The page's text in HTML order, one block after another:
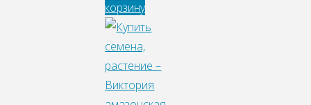
корзину